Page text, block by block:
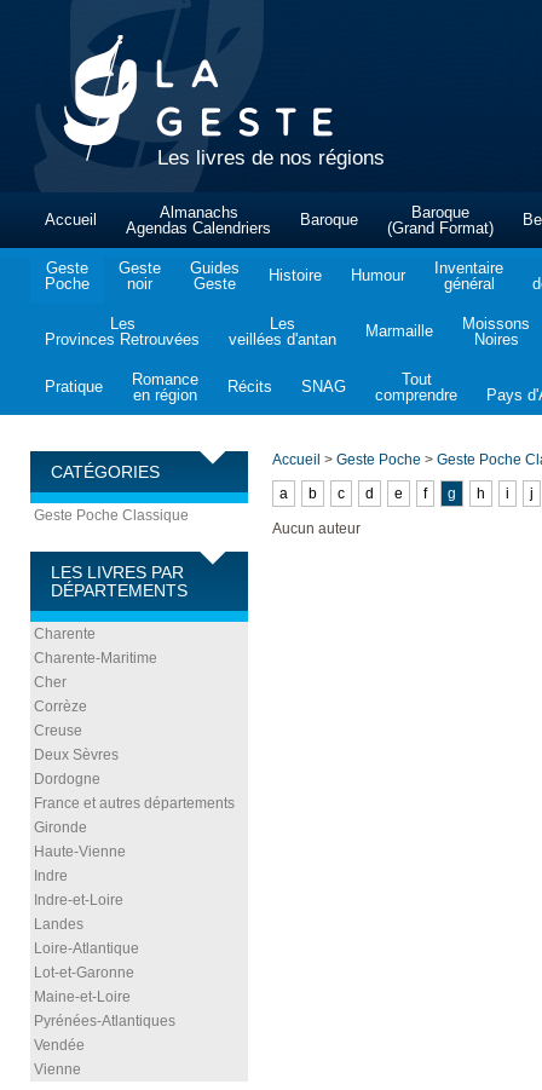
Les livres de nos régions
Accueil
Almanachs
Agendas Calendriers
Baroque
Baroque
(Grand Format)
Geste
Poche
Geste
noir
Guides
Geste
Histoire Humour
Inventaire
général
Les
Provinces Retrouvées
Les
veillées d'antan
Marmaille
Moissons
Noires
Pratique
Romance
en région
Récits SNAG
Tout
comprendre
Pays
CATÉGORIES
Geste Poche Classique
LES LIVRES PAR
DÉPARTEMENTS
Charente
Charente-Maritime
Cher
Corrèze
Creuse
Deux Sèvres
Dordogne
France et autres départements
Gironde
Haute-Vienne
Indre
Indre-et-Loire
Landes
Loire-Atlantique
Lot-et-Garonne
Maine-et-Loire
Pyrénées-Atlantiques
Vendée
Vienne
Accueil > Geste Poche > Geste Poche
a
b c d e f g h i j
Aucun auteur